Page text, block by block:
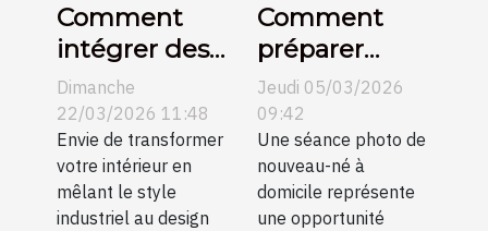
Comment
intégrer des
meubles
industriels
dans un
décor
moderne ?
Dimanche
22/03/2026 11:48
Envie de transformer
votre intérieur en
mêlant le style
industriel au design
Comment
préparer
votre maison
pour une
séance photo
de nouveau-
né?
Jeudi 05/03/2026
09:42
Une séance photo de
nouveau-né à
domicile représente
une opportunité